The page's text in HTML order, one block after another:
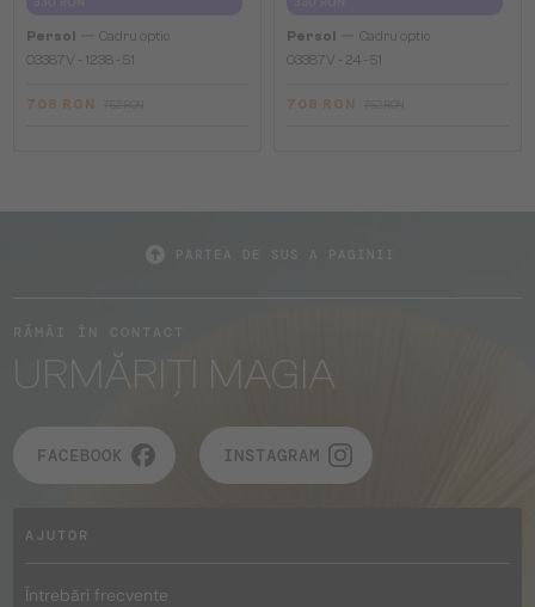
Persol
Cadru optic
O3387V - 1238 - 51
708 RON
Persol
Cadru optic
O3387V - 24 - 51
708 RON
URMĂRIȚI MAGIA
FACEBOOK INSTAGRAM
AJUTOR
Întrebări frecvente